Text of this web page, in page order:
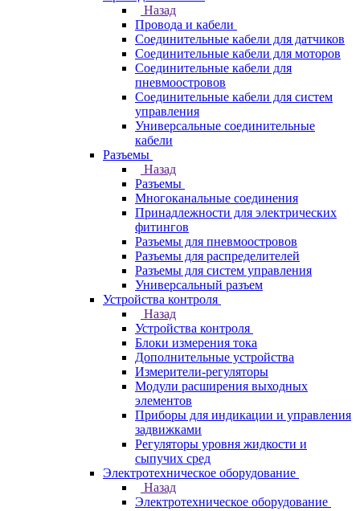
Назад
Провода и кабели
Соединительные кабели для датчиков
Соединительные кабели для моторов
Соединительные кабели для
пневмоостровов
Соединительные кабели для систем
управления
Универсальные соединительные
кабели
Разъемы
Назад
Разъемы
Многоканальные соединения
Принадлежности для электрических
фитингов
Разъемы для пневмоостровов
Разъемы для распределителей
Разъемы для систем управления
Универсальный разъем
Устройства контроля
Назад
Устройства контроля
Блоки измерения тока
Дополнительные устройства
Измерители-регуляторы
Модули расширения выходных
элементов
Приборы для индикации и управления
задвижками
Регуляторы уровня жидкости и
сыпучих сред
Электротехническое оборудование
Назад
Электротехническое оборудование